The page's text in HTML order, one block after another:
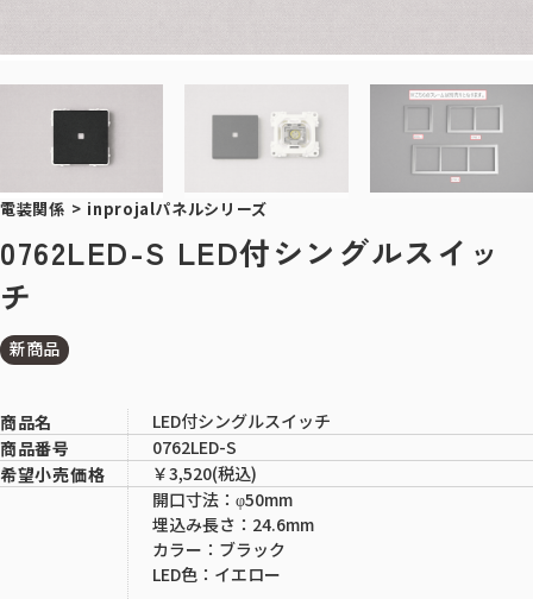
電装関係 > inprojalパネルシリーズ
0762LED-S LED付シングルスイッ
チ
新商品
商品名
LED付シングルスイッチ
商品番号
0762LED-S
希望小売価格
￥3,520(税込)
開口寸法：φ50mm
埋込み長さ：24.6mm
カラー：ブラック
LED色：イエロー